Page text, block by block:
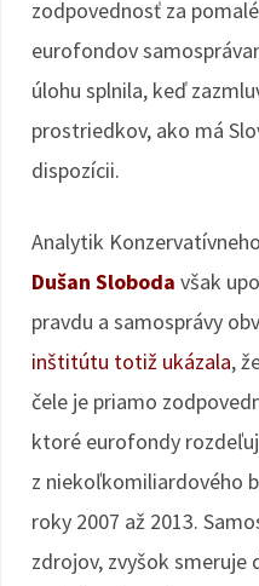
zodpovednosť za
eurofondov
úlohu splnila, keď
prostriedkov, ako má
dispozícii.
Analytik
Dušan Sloboda však
pravdu a samosprávy
inštitútu totiž ukázala,
čele je priamo
ktoré eurofondy
z niekoľkomiliardového
roky 2007 až 2013.
zdrojov, zvyšok smeruje